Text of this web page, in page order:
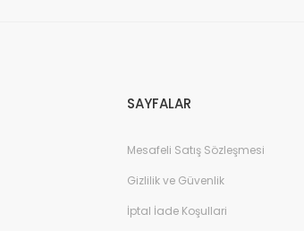
SAYFALAR
Mesafeli Satış Sözleşmesi
Gizlilik ve Güvenlik
İptal İade Koşullari